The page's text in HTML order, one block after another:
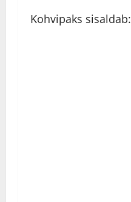
Kohvipaks sisaldab: